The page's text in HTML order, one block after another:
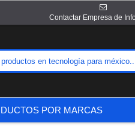
Contactar Empresa de
POR MARCAS